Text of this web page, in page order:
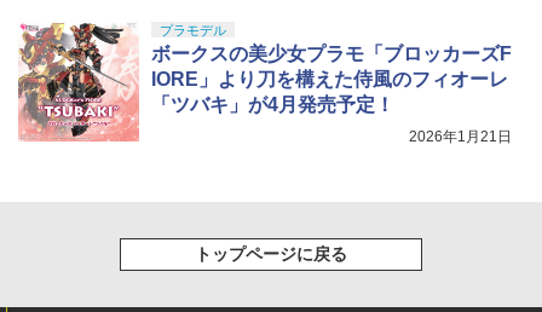
プラモデル
ボークスの美少女プラモ「ブロッカーズF
IORE」より刀を構えた侍風のフィオーレ
「ツバキ」が4月発売予定！
2026年1月21日
トップページに戻る